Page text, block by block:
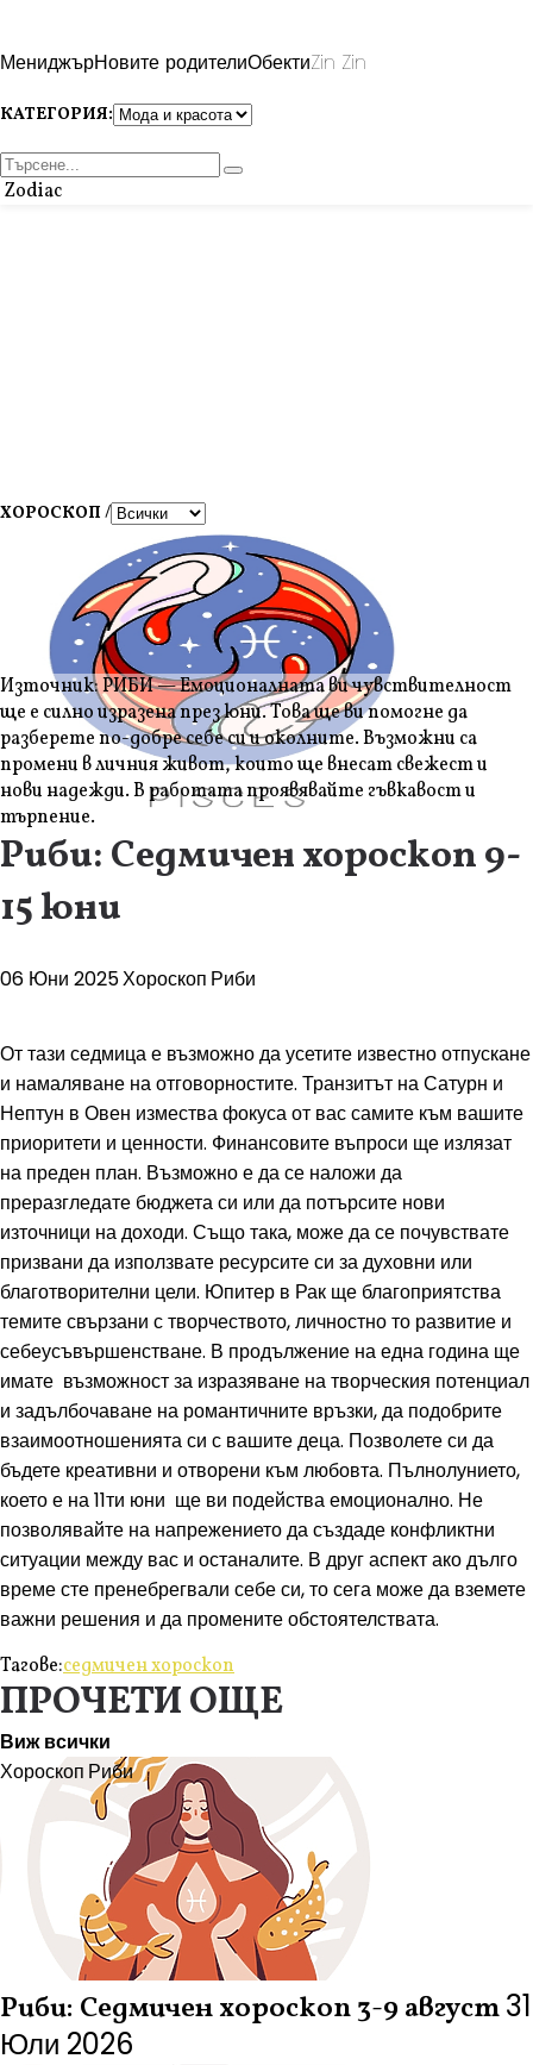
МениджърНовите родителиОбектиZin Zin
КАТЕГОРИЯ:
Zodiac
ХОРОСКОП /
Източник: РИБИ — Емоционалната ви чувствителност
ще е силно изразена през юни. Това ще ви помогне да
разберете по-добре себе си и околните. Възможни са
промени в личния живот, които ще внесат свежест и
нови надежди. В работата проявявайте гъвкавост и
търпение.
Риби: Седмичен хороскоп 9-
15 юни
06 Юни 2025Хороскоп Риби
От тази седмица е възможно да усетите известно отпускане
и намаляване на отговорностите. Транзитът на Сатурн и
Нептун в Овен измества фокуса от вас самите към вашите
приоритети и ценности. Финансовите въпроси ще излязат
на преден план. Възможно е да се наложи да
преразгледате бюджета си или да потърсите нови
източници на доходи. Също така, може да се почувствате
призвани да използвате ресурсите си за духовни или
благотворителни цели. Юпитер в Рак ще благоприятства
темите свързани с творчеството, личностно то развитие и
себеусъвършенстване. В продължение на една година ще
имате възможност за изразяване на творческия потенциал
и задълбочаване на романтичните връзки, да подобрите
взаимоотношенията си с вашите деца. Позволете си да
бъдете креативни и отворени към любовта. Пълнолунието,
което е на 11ти юни ще ви подейства емоционално. Не
позволявайте на напрежението да създаде конфликтни
ситуации между вас и останалите. В друг аспект ако дълго
време сте пренебрегвали себе си, то сега може да вземете
важни решения и да промените обстоятелствата.
Тагове:седмичен хороскоп
ПРОЧЕТИ ОЩЕ
Виж всички
Хороскоп Риби
Риби: Седмичен хороскоп 3-9 август31
Юли 2026